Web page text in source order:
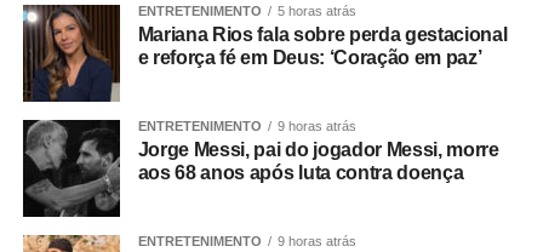
Segundo Maluf, sua participação na chapa não nasceu
de uma negociação informal. Ele afirmou que aceitou o
convite depois de uma decisão política que, inclusive, foi
levada à convenção partidária.
“Foi uma escolha política apresentada, construída e
formalizada dentro do processo partidário, inclusive com
a realização da convenção.”
ENTRETENIMENTO 5 horas atrás
Mariana Rios fala sobre perda gestacional
e reforça fé em Deus: ‘Coração em paz’
ENTRETENIMENTO 9 horas atrás
Jorge Messi, pai do jogador Messi, morre
aos 68 anos após luta contra doença
ENTRETENIMENTO 9 horas atrás